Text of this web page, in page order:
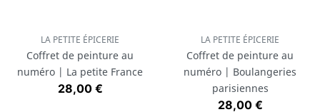
LA PETITE ÉPICERIE
Coffret de peinture au
numéro | La petite France
Prix
28,00 €
LA PETITE ÉPICERIE
Coffret de peinture au
numéro | Boulangeries
parisiennes
Prix
28,00 €